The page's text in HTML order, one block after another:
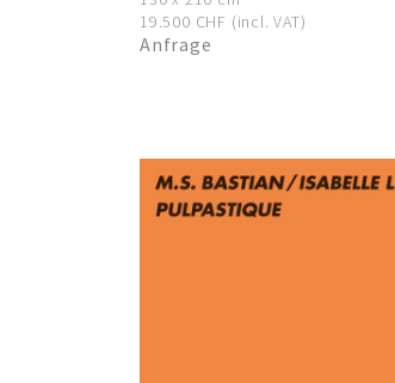
19.500 CHF (incl. VAT)
Anfrage